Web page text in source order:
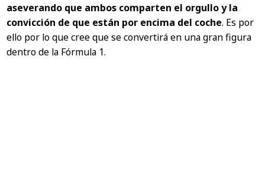
aseverando que ambos comparten el orgullo y la
convicción de que están por encima del coche. Es por
ello por lo que cree que se convertirá en una gran figura
dentro de la Fórmula 1.